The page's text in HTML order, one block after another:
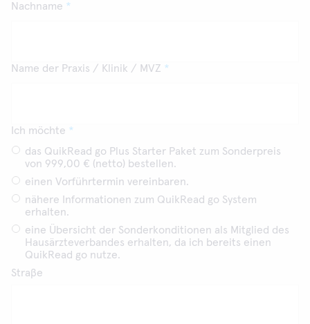
Nachname
Name der Praxis / Klinik / MVZ
Ich möchte
das QuikRead go Plus Starter Paket zum Sonderpreis
von 999,00 € (netto) bestellen.
einen Vorführtermin vereinbaren.
nähere Informationen zum QuikRead go System
erhalten.
eine Übersicht der Sonderkonditionen als Mitglied des
Hausärzteverbandes erhalten, da ich bereits einen
QuikRead go nutze.
Straβe